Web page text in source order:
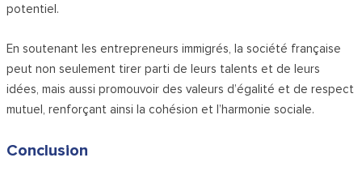
potentiel.
En soutenant les entrepreneurs immigrés, la société française
peut non seulement tirer parti de leurs talents et de leurs
idées, mais aussi promouvoir des valeurs d’égalité et de respect
mutuel, renforçant ainsi la cohésion et l’harmonie sociale.
Conclusion